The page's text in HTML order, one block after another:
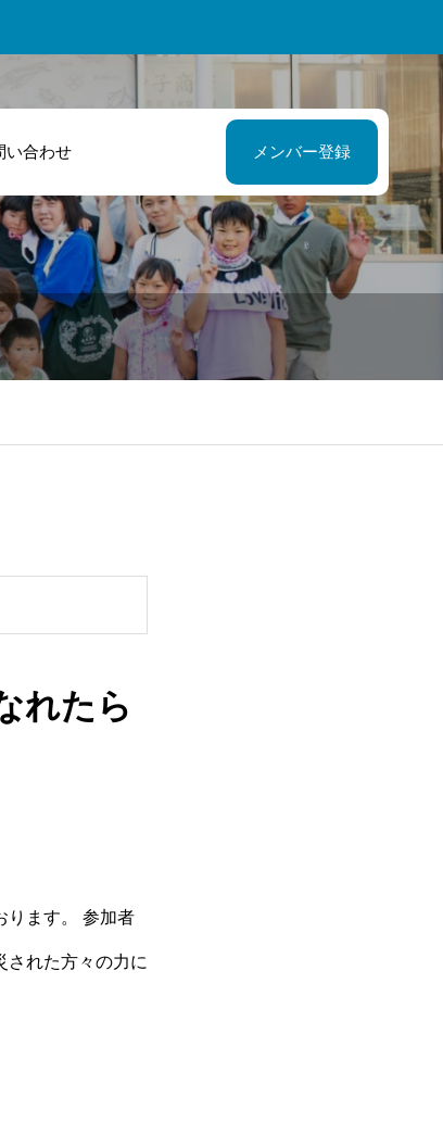
い合わせ メンバー登録
力をあ
れた
なれた
初めてのイベン
企画でしたが皆
れたら
ります。 参加者
された方々の力に